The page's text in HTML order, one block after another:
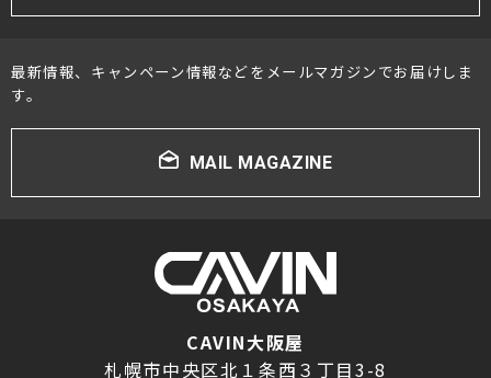
最新情報、キャンペーン情報などをメールマガジンでお届けしま
す。
MAIL MAGAZINE
CAVIN大阪屋
札幌市中央区北１条西３丁目3-8